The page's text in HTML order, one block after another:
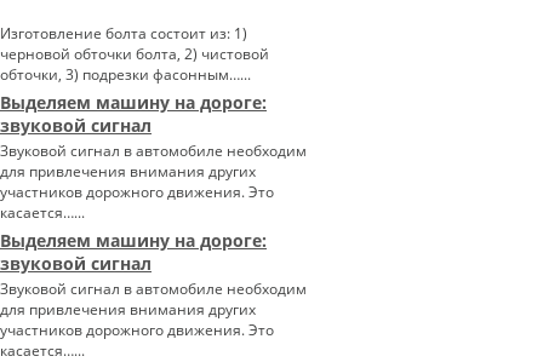
Изготовление болта состоит из: 1)
черновой обточки болта, 2) чистовой
обточки, 3) подрезки фасонным…...
Выделяем машину на дороге:
звуковой сигнал
Звуковой сигнал в автомобиле необходим
для привлечения внимания других
участников дорожного движения. Это
касается…...
Выделяем машину на дороге:
звуковой сигнал
Звуковой сигнал в автомобиле необходим
для привлечения внимания других
участников дорожного движения. Это
касается…...